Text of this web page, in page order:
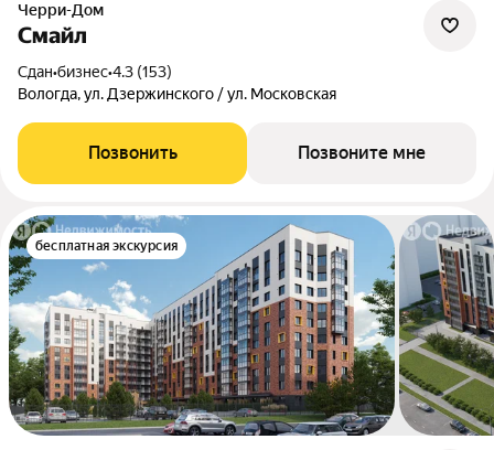
Черри-Дом
Смайл
Сдан•бизнес•4.3 (153)
Вологда, ул. Дзержинского / ул. Московская
Позвонить Позвоните мне
бесплатная экскурсия